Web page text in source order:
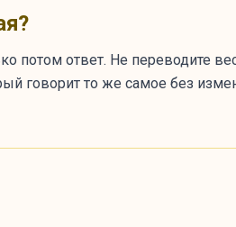
потом ответ. Не переводите
говорит то же самое без